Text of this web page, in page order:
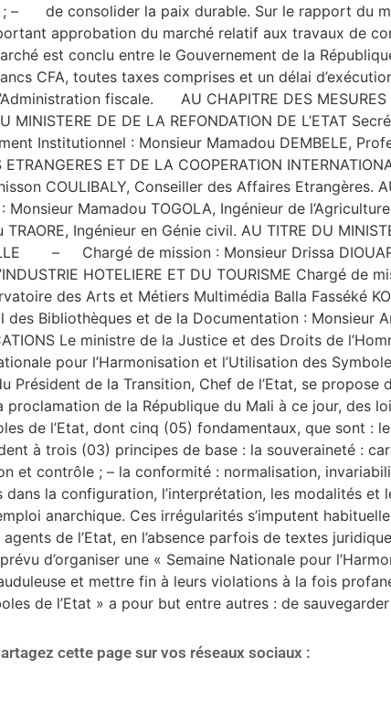
– de consolider la paix durable. Sur le rapport du
approbation du marché relatif aux travaux de
est conclu entre le Gouvernement de la
CFA, toutes taxes comprises et un délai
fiscale. AU CHAPITRE DES
DE DE LA REFONDATION DE L’ETAT
Institutionnel : Monsieur Mamadou DEMBELE,
ETRANGERES ET DE LA COOPERATION
COULIBALY, Conseiller des Affaires Etrangères. AU
Monsieur Mamadou TOGOLA, Ingénieur de
Ingénieur en Génie civil. AU TITRE DU
– Chargé de mission : Monsieur Drissa
HOTELIERE ET DU TOURISME Chargé
des Arts et Métiers Multimédia Balla Fasséké
des Bibliothèques et de la Documentation : Monsieur
Le ministre de la Justice et des Droits de
pour l’Harmonisation et l’Utilisation des
Président de la Transition, Chef de l’Etat, se propose
proclamation de la République du Mali à ce jour, des
de l’Etat, dont cinq (05) fondamentaux, que sont :
à trois (03) principes de base : la souveraineté :
et contrôle ; – la conformité : normalisation,
la configuration, l’interprétation, les modalités et
anarchique. Ces irrégularités s’imputent
de l’Etat, en l’absence parfois de textes
d’organiser une « Semaine Nationale pour
et mettre fin à leurs violations à la fois
de l’Etat » a pour but entre autres : de sauvegarder
cette page sur vos réseaux sociaux :